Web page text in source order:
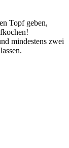
Topf geben,
mindestens zwei